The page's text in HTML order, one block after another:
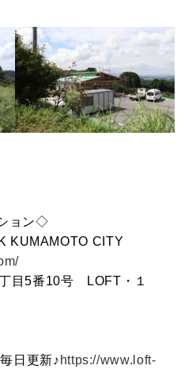
介
ョン◇
KUMAMOTO CITY
目5番10号 LOFT・１
日更新♪ https://www.loft-